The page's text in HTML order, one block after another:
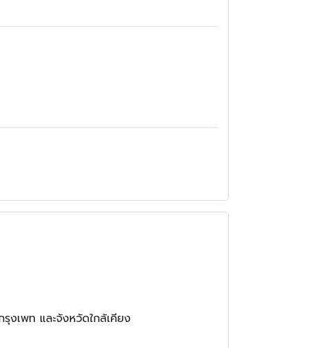
งเพท และจังหวัดใกล้เคียง